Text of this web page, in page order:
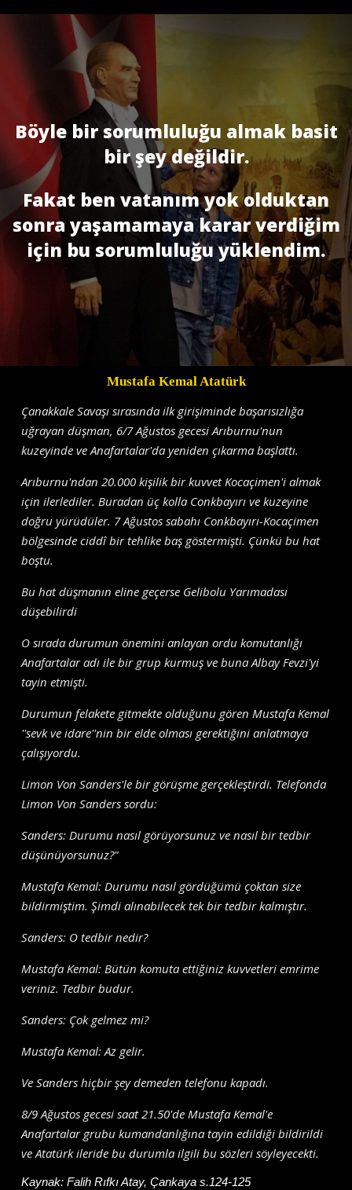
Böyle bir sorumluluğu almak basit
bir şey değildir.
Fakat ben vatanım yok olduktan
sonra yaşamamaya karar verdiğim
için bu sorumluluğu yüklendim.
Mustafa Kemal Atatürk
Çanakkale Savaşı sırasında ilk girişiminde başarısızlığa
uğrayan düşman, 6/7 Ağustos gecesi Arıburnu'nun
kuzeyinde ve Anafartalar'da yeniden çıkarma başlattı.
Arıburnu'ndan 20.000 kişilik bir kuvvet Kocaçimen'i almak
için ilerlediler. Buradan üç kolla Conkbayırı ve kuzeyine
doğru yürüdüler. 7 Ağustos sabahı Conkbayırı-Kocaçimen
bölgesinde ciddî bir tehlike baş göstermişti. Çünkü bu hat
boştu.
Bu hat düşmanın eline geçerse Gelibolu Yarımadası
düşebilirdi
O sırada durumun önemini anlayan ordu komutanlığı
Anafartalar adı ile bir grup kurmuş ve buna Albay Fevzi'yi
tayin etmişti.
Durumun felakete gitmekte olduğunu gören Mustafa Kemal
''sevk ve idare''nin bir elde olması gerektiğini anlatmaya
çalışıyordu.
Limon Von Sanders'le bir görüşme gerçekleştirdi. Telefonda
Limon Von Sanders sordu:
Sanders: Durumu nasıl görüyorsunuz ve nasıl bir tedbir
düşünüyorsunuz?"
Mustafa Kemal: Durumu nasıl gördüğümü çoktan size
bildirmiştim. Şimdi alınabilecek tek bir tedbir kalmıştır.
Sanders: O tedbir nedir?
Mustafa Kemal: Bütün komuta ettiğiniz kuvvetleri emrime
veriniz. Tedbir budur.
Sanders: Çok gelmez mi?
Mustafa Kemal: Az gelir.
Ve Sanders hiçbir şey demeden telefonu kapadı.
8/9 Ağustos gecesi saat 21.50'de Mustafa Kemal'e
Anafartalar grubu kumandanlığına tayin edildiği bildirildi
ve Atatürk ileride bu durumla ilgili bu sözleri söyleyecekti.
Kaynak:Falih Rıfkı Atay, Çankaya s.124-125